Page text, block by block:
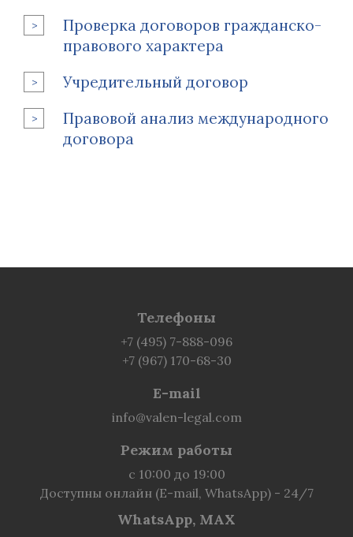
Проверка договоров гражданско-
правового характера
Учредительный договор
Правовой анализ международного
договора
Телефоны
+7 (495) 7-888-096
+7 (967) 170-68-30
E-mail
info@valen-legal.com
Режим работы
с 10:00 до 19:00
Доступны онлайн (E-mail, WhatsApp) - 24/7
WhatsApp, MAX